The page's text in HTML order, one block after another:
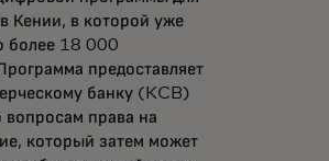
Кении, в которой уже
более 18 000
предоставляет
банку (KCB)
вопросам права на
который затем может